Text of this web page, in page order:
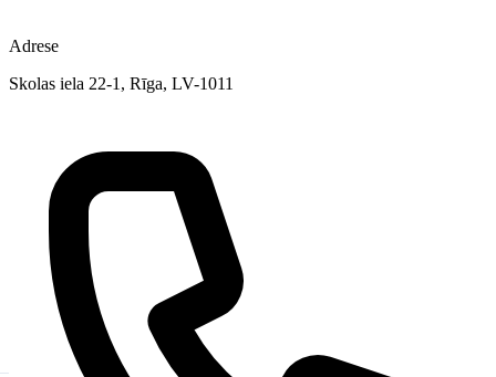
Adrese
Skolas iela 22-1, Rīga, LV-1011